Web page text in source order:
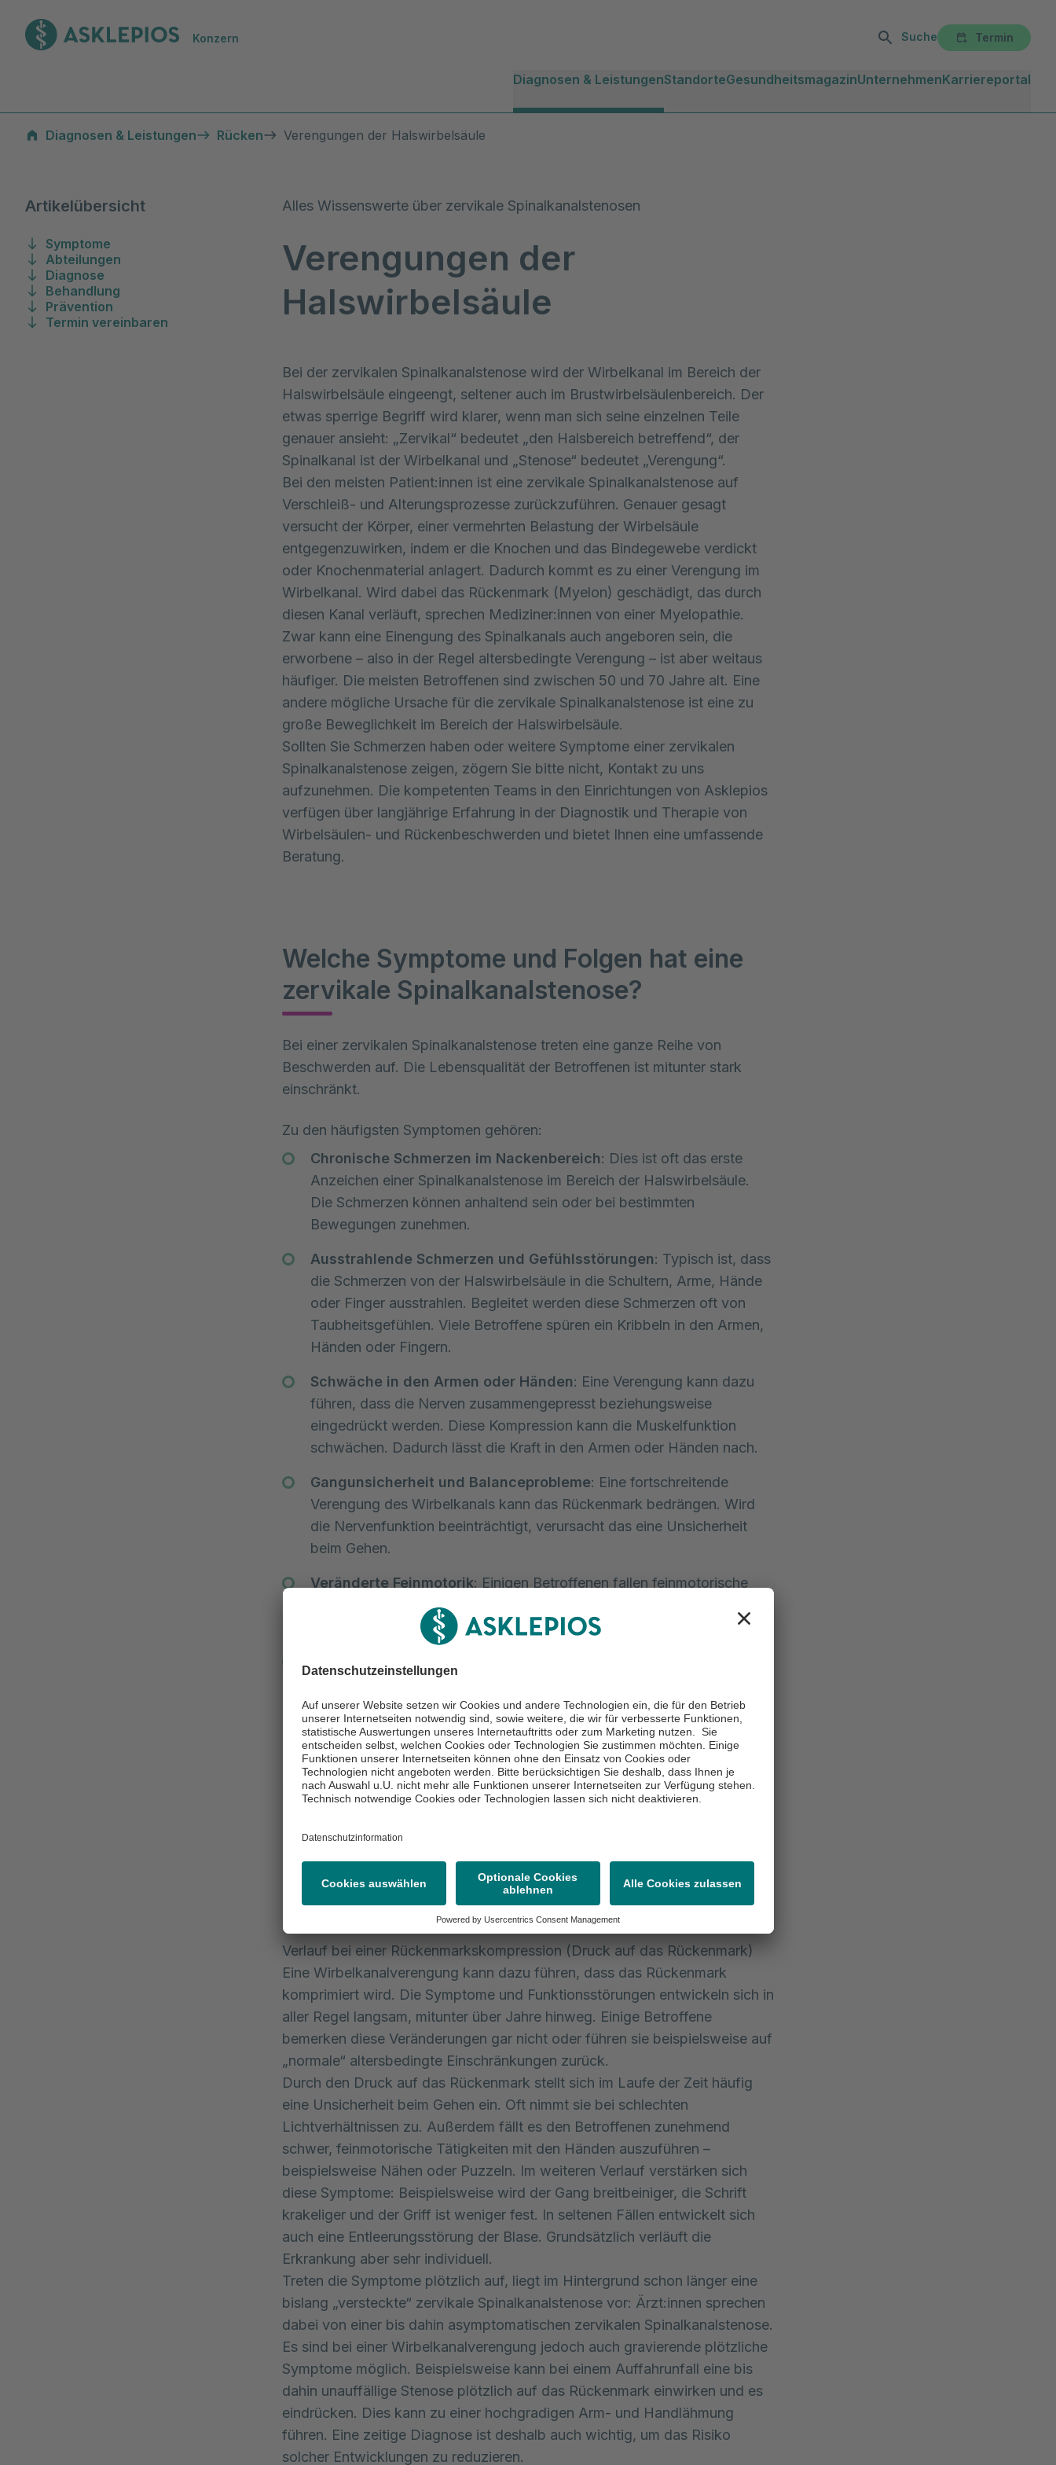
Konzern Suche Termin
Diagnosen & LeistungenStandorteGesundheitsmagazinUnternehmenKarriereportal
Diagnosen & Leistungen
Rücken Verengungen der Halswirbelsäule
Alles Wissenswerte über zervikale Spinalkanalstenosen
Verengungen der
Halswirbelsäule
Artikelübersicht
Symptome
Abteilungen
Diagnose
Behandlung
Prävention
Termin vereinbaren
Bei der zervikalen Spinalkanalstenose wird der Wirbelkanal im Bereich der
Halswirbelsäule eingeengt, seltener auch im Brustwirbelsäulenbereich. Der
etwas sperrige Begriff wird klarer, wenn man sich seine einzelnen Teile
genauer ansieht: „Zervikal“ bedeutet „den Halsbereich betreffend“, der
Spinalkanal ist der Wirbelkanal und „Stenose“ bedeutet „Verengung“.
Bei den meisten Patient:innen ist eine zervikale Spinalkanalstenose auf
Verschleiß- und Alterungsprozesse zurückzuführen. Genauer gesagt
versucht der Körper, einer vermehrten Belastung der Wirbelsäule
entgegenzuwirken, indem er die Knochen und das Bindegewebe verdickt
oder Knochenmaterial anlagert. Dadurch kommt es zu einer Verengung im
Wirbelkanal. Wird dabei das Rückenmark (Myelon) geschädigt, das durch
diesen Kanal verläuft, sprechen Mediziner:innen von einer Myelopathie.
Zwar kann eine Einengung des Spinalkanals auch angeboren sein, die
erworbene – also in der Regel altersbedingte Verengung – ist aber weitaus
häufiger. Die meisten Betroffenen sind zwischen 50 und 70 Jahre alt. Eine
andere mögliche Ursache für die zervikale Spinalkanalstenose ist eine zu
große Beweglichkeit im Bereich der Halswirbelsäule.
Sollten Sie Schmerzen haben oder weitere Symptome einer zervikalen
Spinalkanalstenose zeigen, zögern Sie bitte nicht, Kontakt zu uns
aufzunehmen. Die kompetenten Teams in den Einrichtungen von Asklepios
verfügen über langjährige Erfahrung in der Diagnostik und Therapie von
Wirbelsäulen- und Rückenbeschwerden und bietet Ihnen eine umfassende
Beratung.
Welche Symptome und Folgen hat eine
zervikale Spinalkanalstenose?
Bei einer zervikalen Spinalkanalstenose treten eine ganze Reihe von
Beschwerden auf. Die Lebensqualität der Betroffenen ist mitunter stark
einschränkt.
Zu den häufigsten Symptomen gehören:
Chronische Schmerzen im Nackenbereich: Dies ist oft das erste
Anzeichen einer Spinalkanalstenose im Bereich der Halswirbelsäule.
Die Schmerzen können anhaltend sein oder bei bestimmten
Bewegungen zunehmen.
Ausstrahlende Schmerzen und Gefühlsstörungen: Typisch ist, dass
die Schmerzen von der Halswirbelsäule in die Schultern, Arme, Hände
oder Finger ausstrahlen. Begleitet werden diese Schmerzen oft von
Taubheitsgefühlen. Viele Betroffene spüren ein Kribbeln in den Armen,
Händen oder Fingern.
Schwäche in den Armen oder Händen: Eine Verengung kann dazu
führen, dass die Nerven zusammengepresst beziehungsweise
eingedrückt werden. Diese Kompression kann die Muskelfunktion
schwächen. Dadurch lässt die Kraft in den Armen oder Händen nach.
Gangunsicherheit und Balanceprobleme: Eine fortschreitende
Verengung des Wirbelkanals kann das Rückenmark bedrängen. Wird
die Nervenfunktion beeinträchtigt, verursacht das eine Unsicherheit
beim Gehen.
Veränderte Feinmotorik: Einigen Betroffenen fallen feinmotorische
Bewegungen schwer. Sie haben zum Beispiel Probleme damit, ein
Hemd zuzuknöpfen oder einen Stift zu führen.
Darmfunktionsstörungen, sollte die Ursache umgehend ärztlich
abgeklärt werden.
Wir möchten betonen, dass die genannten Symptome zwar infolge einer
diese Beschwerden aber auch andere Ursachen haben. Eine präzise
Diagnostik ist deshalb sehr wichtig und die Basis für eine individuell auf Sie
abgestimmte Behandlung. Unsere Expert:innen sind für Sie da und
beantworten auch gerne alle Ihre Fragen.
Verlauf bei einer Rückenmarkskompression (Druck auf das Rückenmark)
Eine Wirbelkanalverengung kann dazu führen, dass das Rückenmark
komprimiert wird. Die Symptome und Funktionsstörungen entwickeln sich in
aller Regel langsam, mitunter über Jahre hinweg. Einige Betroffene
bemerken diese Veränderungen gar nicht oder führen sie beispielsweise auf
„normale“ altersbedingte Einschränkungen zurück.
Durch den Druck auf das Rückenmark stellt sich im Laufe der Zeit häufig
eine Unsicherheit beim Gehen ein. Oft nimmt sie bei schlechten
Lichtverhältnissen zu. Außerdem fällt es den Betroffenen zunehmend
schwer, feinmotorische Tätigkeiten mit den Händen auszuführen –
beispielsweise Nähen oder Puzzeln. Im weiteren Verlauf verstärken sich
diese Symptome: Beispielsweise wird der Gang breitbeiniger, die Schrift
krakeliger und der Griff ist weniger fest. In seltenen Fällen entwickelt sich
auch eine Entleerungsstörung der Blase. Grundsätzlich verläuft die
Erkrankung aber sehr individuell.
Treten die Symptome plötzlich auf, liegt im Hintergrund schon länger eine
bislang „versteckte“ zervikale Spinalkanalstenose vor: Ärzt:innen sprechen
dabei von einer bis dahin asymptomatischen zervikalen Spinalkanalstenose.
Es sind bei einer Wirbelkanalverengung jedoch auch gravierende plötzliche
Symptome möglich. Beispielsweise kann bei einem Auffahrunfall eine bis
dahin unauffällige Stenose plötzlich auf das Rückenmark einwirken und es
eindrücken. Dies kann zu einer hochgradigen Arm- und Handlähmung
führen. Eine zeitige Diagnose ist deshalb auch wichtig, um das Risiko
solcher Entwicklungen zu reduzieren.